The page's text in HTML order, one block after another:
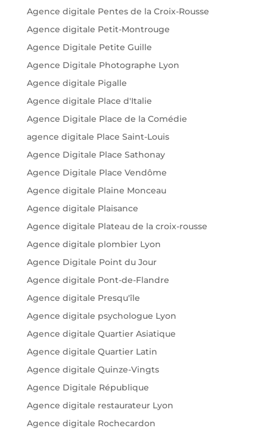
Agence digitale Pentes de la Croix-Rousse
Agence digitale Petit-Montrouge
Agence Digitale Petite Guille
Agence Digitale Photographe Lyon
Agence digitale Pigalle
Agence digitale Place d'Italie
Agence Digitale Place de la Comédie
agence digitale Place Saint-Louis
Agence Digitale Place Sathonay
Agence Digitale Place Vendôme
Agence digitale Plaine Monceau
Agence digitale Plaisance
Agence digitale Plateau de la croix-rousse
Agence digitale plombier Lyon
Agence Digitale Point du Jour
Agence digitale Pont-de-Flandre
Agence digitale Presqu'île
Agence digitale psychologue Lyon
Agence digitale Quartier Asiatique
Agence digitale Quartier Latin
Agence digitale Quinze-Vingts
Agence Digitale République
Agence digitale restaurateur Lyon
Agence digitale Rochecardon